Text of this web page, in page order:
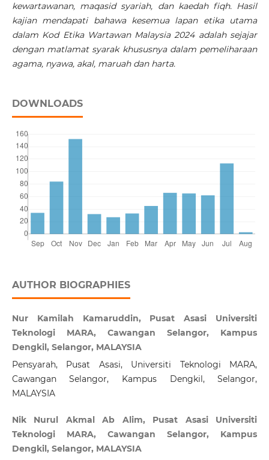
kewartawanan, maqasid syariah, dan kaedah fiqh. Hasil
kajian mendapati bahawa kesemua lapan etika utama
dalam Kod Etika Wartawan Malaysia 2024 adalah sejajar
dengan matlamat syarak khususnya dalam pemeliharaan
agama, nyawa, akal, maruah dan harta.
DOWNLOADS
AUTHOR BIOGRAPHIES
Nur Kamilah Kamaruddin, Pusat Asasi Universiti
Teknologi MARA, Cawangan Selangor, Kampus
Dengkil, Selangor, MALAYSIA
Pensyarah, Pusat Asasi, Universiti Teknologi MARA,
Cawangan Selangor, Kampus Dengkil, Selangor,
MALAYSIA
Nik Nurul Akmal Ab Alim, Pusat Asasi Universiti
Teknologi MARA, Cawangan Selangor, Kampus
Dengkil, Selangor, MALAYSIA